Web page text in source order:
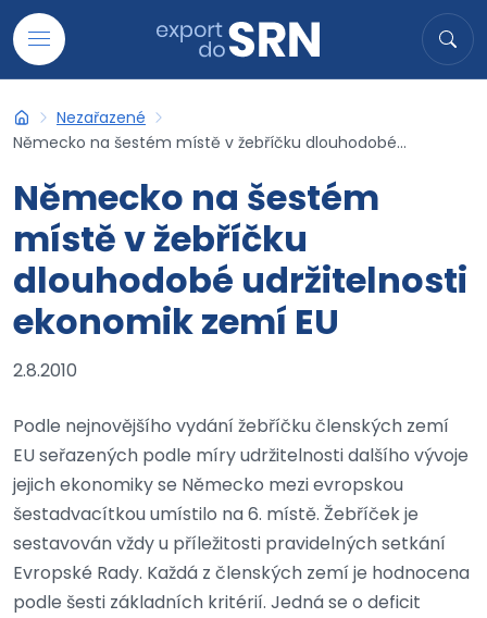
Přejít na obsah
Hledat
Export do SRN
Nezařazené
Německo na šestém místě v žebříčku dlouhodobé...
Německo na šestém
místě v žebříčku
dlouhodobé udržitelnosti
ekonomik zemí EU
2.8.2010
Podle nejnovějšího vydání žebříčku členských zemí
EU seřazených podle míry udržitelnosti dalšího vývoje
jejich ekonomiky se Německo mezi evropskou
šestadvacítkou umístilo na 6. místě. Žebříček je
sestavován vždy u příležitosti pravidelných setkání
Evropské Rady. Každá z členských zemí je hodnocena
podle šesti základních kritérií. Jedná se o deficit